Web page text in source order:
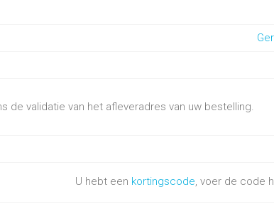
validatie van het afleveradres van uw bestelling.
U hebt een kortingscode, voer de code